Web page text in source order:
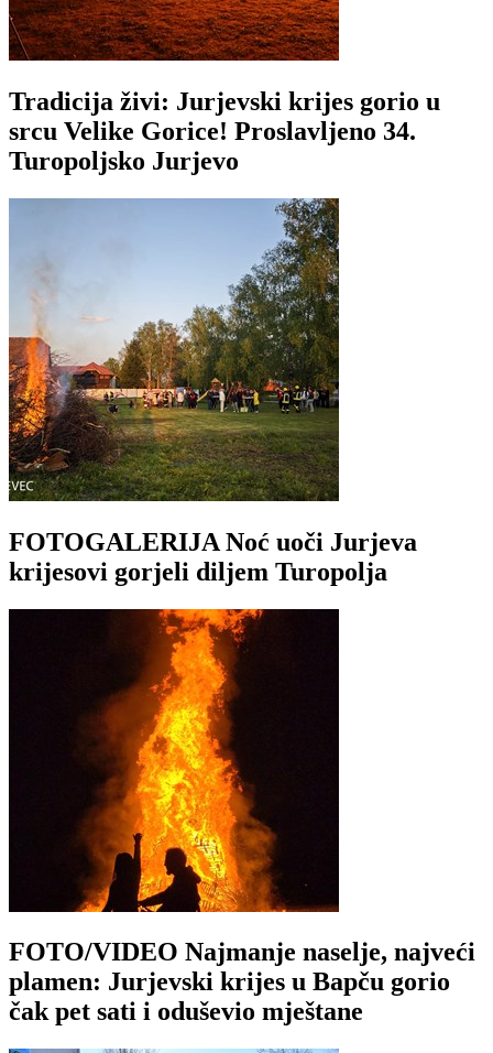
Tradicija živi: Jurjevski krijes gorio u
srcu Velike Gorice! Proslavljeno 34.
Turopoljsko Jurjevo
FOTOGALERIJA Noć uoči Jurjeva
krijesovi gorjeli diljem Turopolja
FOTO/VIDEO Najmanje naselje, najveći
plamen: Jurjevski krijes u Bapču gorio
čak pet sati i oduševio mještane